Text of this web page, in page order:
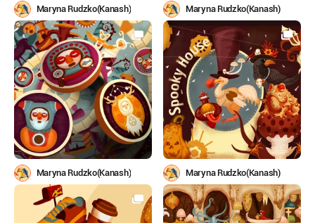
Maryna Rudzko(Kanash) Maryna Rudzko(Kanash)
Maryna Rudzko(Kanash) Maryna Rudzko(Kanash)